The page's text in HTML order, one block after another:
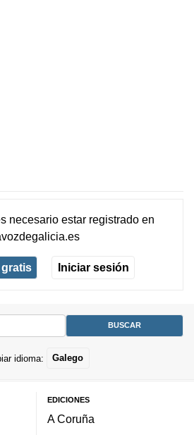
necesario estar registradoen
Iniciar sesión
idioma: Galego
EDICIONES
A Coruña